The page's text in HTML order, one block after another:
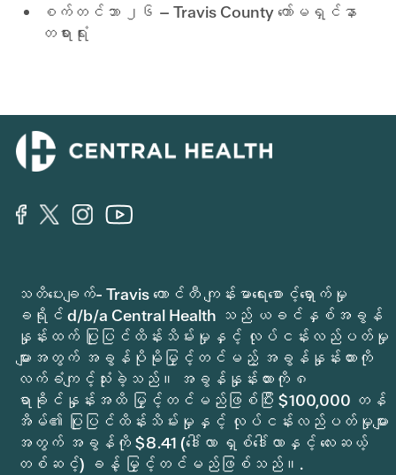
Debt service - principal retirement
7,440,000
7,440,000
လစာနှင့် ခံစားခွင့်များ
14,673,415
14,673,415
ရင်းနှီးမြှုပ်နှံမှု ဝန်ဆောင်မှုများ (Travis County)
စျေးကွက်ရှာဖွေရေးနှင့်ဆက်သွယ်ရေး
249,061
249,061
ငှားရမ်းမှု၊ လုံခြုံရေးနှင့် ပြုပြင်ထိန်းသိမ်းမှု
1,253,250
1,253,250
အာမခံနှင့် ဘေးအန္တရာယ် စီမံခန့်ခွဲမှု
412,500
412,500
ဖုန်းများ၊ ကွန်ပြူတာ စက်ပစ္စည်းများနှင့် အသုံးအဆောင်များ
1,149,186
1,149,186
ပုံနှိပ်ခြင်း၊ ကူးယူခြင်း၊ စာပို့ခြင်းနှင့် ဆိုင်းဘုတ်များ
53,425
53,425
ခရီးသွားသင်တန်းနှင့် အသက်မွေးဝမ်းကျောင်းဆိုင်ရာ ဖွံ့ဖြိုးတိုးတက်ရေး
386,695
386,695
205,365
205,365
1,213,118
1,213,118
စက်တင်ဘာ ၂၆ – Travis County ကော်မရှင်နာ
တရားရုံး
သတိပေးချက်- Travis ကောင်တီ ကျန်းမာရေးစောင့်ရှောက်မှု
ခရိုင် d/b/a Central Health သည် ယခင်နှစ်အခွန်
နှုန်းထက် ပြုပြင်ထိန်းသိမ်းမှုနှင့် လုပ်ငန်းလည်ပတ်မှု
များအတွက် အခွန်ပိုမိုမြှင့်တင်မည့် အခွန်နှုန်းထားကို
လက်ခံကျင့်သုံးခဲ့သည်။ အခွန်နှုန်းထားကို ၈
ရာခိုင်နှုန်းအထိ မြှင့်တင်မည်ဖြစ်ပြီး $100,000 တန်
အိမ်၏ ပြုပြင်ထိန်းသိမ်းမှုနှင့် လုပ်ငန်းလည်ပတ်မှုများ
အတွက် အခွန်ကို $8.41 (ဒေါ်လာ ရှစ်ဒေါ်လာနှင့် လေးဆယ့်
တစ်ဆင့်) ခန့် မြှင့်တင်မည်ဖြစ်သည်။.